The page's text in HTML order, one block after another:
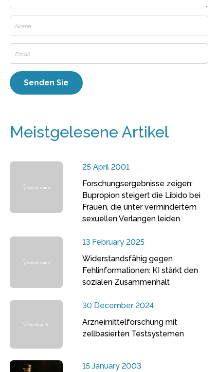
Meistgelesene Artikel
25 April 2001
Forschungsergebnisse zeigen:
Bupropion steigert die Libido bei
Frauen, die unter vermindertem
sexuellen Verlangen leiden
13 February 2025
Widerstandsfähig gegen
Fehlinformationen: KI stärkt den
sozialen Zusammenhalt
30 December 2024
Arzneimittelforschung mit
zellbasierten Testsystemen
15 January 2003